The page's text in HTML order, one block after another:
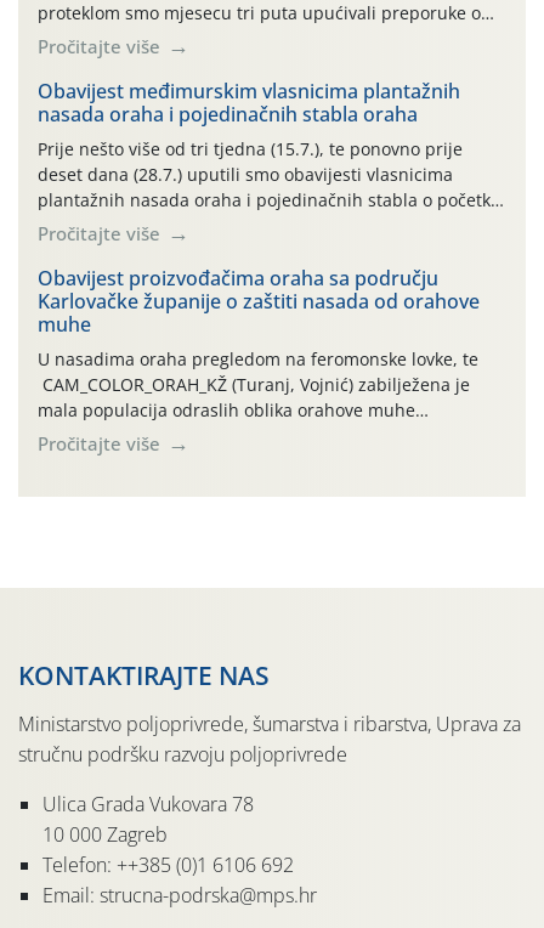
proteklom smo mjesecu tri puta upućivali preporuke o
preventivnim mjerama zaštite krizantema od najčešćih
uzročnika bolesti, štetnika i fito-fagnih grinja (23.7., 14.7.,
06.7.)! Na početku ovog mjeseca je zabilježeno je
povijesno i ekstremno vruće meteorološko razdoblje, uz
najviše temperature […]
Pročitajte više
Obavijest međimurskim vlasnicima plantažnih
nasada oraha i pojedinačnih stabla oraha
Prije nešto više od tri tjedna (15.7.), te ponovno prije
deset dana (28.7.) uputili smo obavijesti vlasnicima
plantažnih nasada oraha i pojedinačnih stabla o početku
leta i ovogodišnjoj potrebi usmjerenog suzbijanja
orahove muhe (Rhagoletis completa)! Već dvanaest dana
traje drugi ovogodišnji “toplinski udar”, koji naročito
izražen zadnja šest dana (31.7.-05.8.), jer najviše
temperature zraka svakodnevno […]
Pročitajte više
Obavijest proizvođačima oraha sa području
Karlovačke županije o zaštiti nasada od orahove
muhe
U nasadima oraha pregledom na feromonske lovke, te
CAM_COLOR_ORAH_KŽ (Turanj, Vojnić) zabilježena je
mala populacija odraslih oblika orahove muhe
(Rhagoletis completa). Niska brojnost može se objasniti
činjenicom da je riječ o mladim nasadima s vrlo malim
Pročitajte više
KONTAKTIRAJTE NAS
Ministarstvo poljoprivrede, šumarstva i ribarstva, Uprava za
stručnu podršku razvoju poljoprivrede
Ulica Grada Vukovara 78
10 000 Zagreb
Telefon: ++385 (0)1 6106 692
Email: strucna-podrska@mps.hr